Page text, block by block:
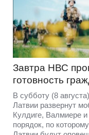
Завтра НВС
готовность
В субботу (8
Латвии развернут
Кулдиге, Валмиере
порядок, по